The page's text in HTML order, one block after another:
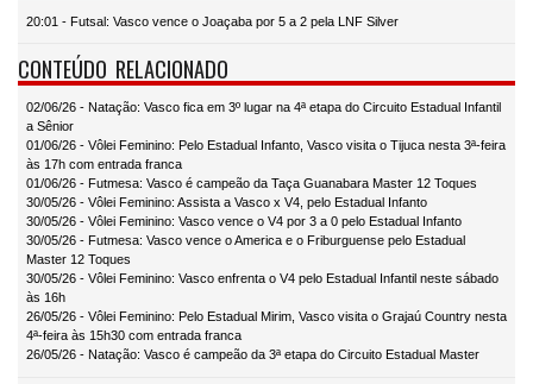
20:01 - Futsal: Vasco vence o Joaçaba por 5 a 2 pela LNF Silver
CONTEÚDO RELACIONADO
02/06/26 - Natação: Vasco fica em 3º lugar na 4ª etapa do Circuito Estadual Infantil
a Sênior
01/06/26 - Vôlei Feminino: Pelo Estadual Infanto, Vasco visita o Tijuca nesta 3ª-feira
às 17h com entrada franca
01/06/26 - Futmesa: Vasco é campeão da Taça Guanabara Master 12 Toques
30/05/26 - Vôlei Feminino: Assista a Vasco x V4, pelo Estadual Infanto
30/05/26 - Vôlei Feminino: Vasco vence o V4 por 3 a 0 pelo Estadual Infanto
30/05/26 - Futmesa: Vasco vence o America e o Friburguense pelo Estadual
Master 12 Toques
30/05/26 - Vôlei Feminino: Vasco enfrenta o V4 pelo Estadual Infantil neste sábado
às 16h
26/05/26 - Vôlei Feminino: Pelo Estadual Mirim, Vasco visita o Grajaú Country nesta
4ª-feira às 15h30 com entrada franca
26/05/26 - Natação: Vasco é campeão da 3ª etapa do Circuito Estadual Master